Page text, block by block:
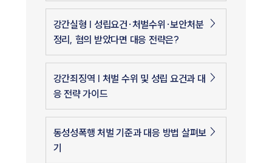
강간실형 | 성립요건·처벌수위·보안처분
정리, 혐의 받았다면 대응 전략은?
강간죄징역 | 처벌 수위 및 성립 요건과 대
응 전략 가이드
동성성폭행 처벌 기준과 대응 방법 살펴보
기